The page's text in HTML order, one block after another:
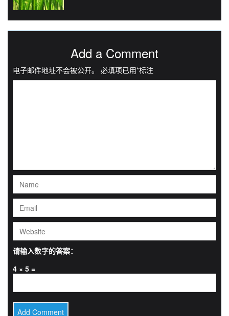
Add a Comment
电子邮件地址不会被公开。 必填项已用*标注
请输入数字的答案：
4 × 5 =